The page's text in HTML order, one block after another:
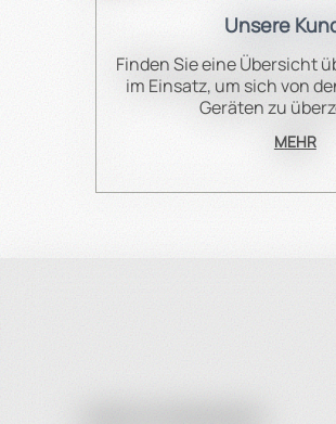
Unsere
Finden Sie eine Übersicht
im Einsatz, um sich von
Geräten zu
MEHR